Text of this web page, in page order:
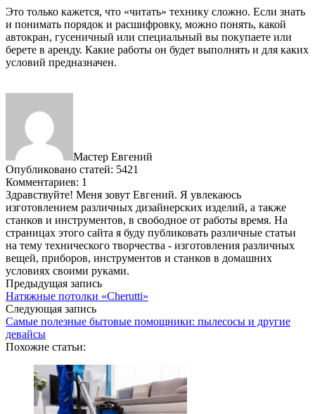
Это только кажется, что «читать» технику сложно. Если знать
и понимать порядок и расшифровку, можно понять, какой
автокран, гусеничный или специальный вы покупаете или
берете в аренду. Какие работы он будет выполнять и для каких
условий предназначен.
Мастер Евгений
Опубликовано статей: 5421
Комментариев: 1
Здравствуйте! Меня зовут Евгений. Я увлекаюсь
изготовлением различных дизайнерских изделий, а также
станков и инструментов, в свободное от работы время. На
страницах этого сайта я буду публиковать различные статьи
на тему технического творчества - изготовления различных
вещей, приборов, инструментов и станков в домашних
условиях своими руками.
Предыдущая запись
Натяжные потолки «Cherutti»
Следующая запись
Самые полезные бытовые помощники: пылесосы и другие
девайсы
Похожие статьи: